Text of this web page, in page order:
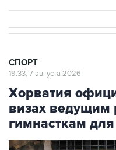
СПОРТ
19:33, 7 августа 2026
Хорватия
визах ведущим
гимнасткам